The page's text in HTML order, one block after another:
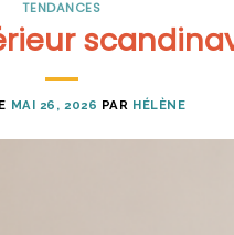
TENDANCES
MAI 26, 2026 PAR HÉLÈNE